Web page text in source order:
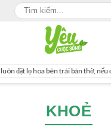
hoa bên trái bàn thờ, nếu đặt bên
KHOẺ